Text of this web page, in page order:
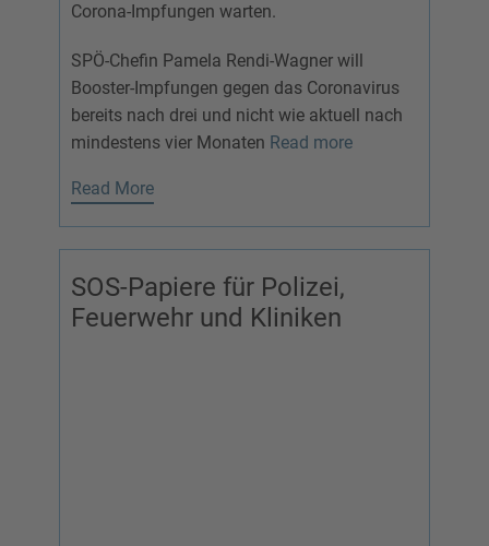
Corona-Impfungen warten.
SPÖ-Chefin Pamela Rendi-Wagner will
Booster-Impfungen gegen das Coronavirus
bereits nach drei und nicht wie aktuell nach
mindestens vier Monaten Read more
Read More
SOS-Papiere für Polizei,
Feuerwehr und Kliniken